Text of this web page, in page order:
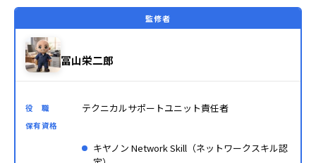
監修者
冨山栄二郎
役 職 テクニカルサポートユニット責任者
保有資格
キヤノン Network Skill（ネットワークスキル認